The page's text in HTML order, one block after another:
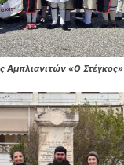
Αμπλιανιτών «Ο Στέγκος»